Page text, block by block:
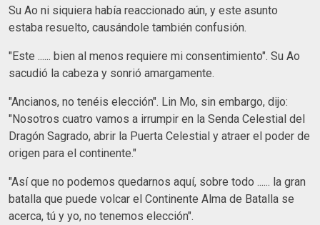
Su Ao ni siquiera había reaccionado aún, y este asunto
estaba resuelto, causándole también confusión.
"Este ...... bien al menos requiere mi consentimiento". Su Ao
sacudió la cabeza y sonrió amargamente.
"Ancianos, no tenéis elección". Lin Mo, sin embargo, dijo:
"Nosotros cuatro vamos a irrumpir en la Senda Celestial del
Dragón Sagrado, abrir la Puerta Celestial y atraer el poder de
origen para el continente."
"Así que no podemos quedarnos aquí, sobre todo ...... la gran
batalla que puede volcar el Continente Alma de Batalla se
acerca, tú y yo, no tenemos elección".